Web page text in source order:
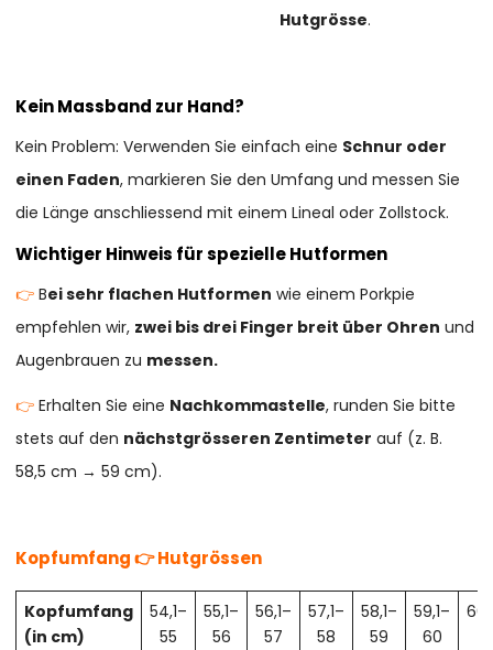
Hutgrösse.
Kein Massband zur Hand?
Kein Problem: Verwenden Sie einfach eine Schnur oder
einen Faden, markieren Sie den Umfang und messen Sie
die Länge anschliessend mit einem Lineal oder Zollstock.
Wichtiger Hinweis für spezielle Hutformen
👉Bei sehr flachen Hutformen wie einem Porkpie
empfehlen wir, zwei bis drei Finger breit über Ohren und
Augenbrauen zu messen.
👉Erhalten Sie eine Nachkommastelle, runden Sie bitte
stets auf den nächstgrösseren Zentimeter auf (z. B.
58,5 cm → 59 cm).
Kopfumfang 👉 Hutgrössen
Kopfumfang
(in cm)
54,1–
55
55,1–
56
56,1–
57
57,1–
58
58,1–
59
59,1–
60